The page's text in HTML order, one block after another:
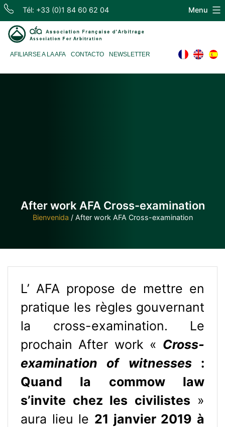
Skip
content
Tél: +33 (0)1 84 60 62 04
d'Arbitrage
AFILIARSE A LA AFA CONTACTO NEWSLETTER
Menu
After work AFA Cross-examination
Bienvenida / After work AFA Cross-examination
L’ AFA propose de mettre en
pratique les règles gouvernant
la cross-examination. Le
prochain After work « Cross-
examination of witnesses:
Quand la commow law
s’invite chez les civilistes»
aura lieu le 21 janvier 2019 à